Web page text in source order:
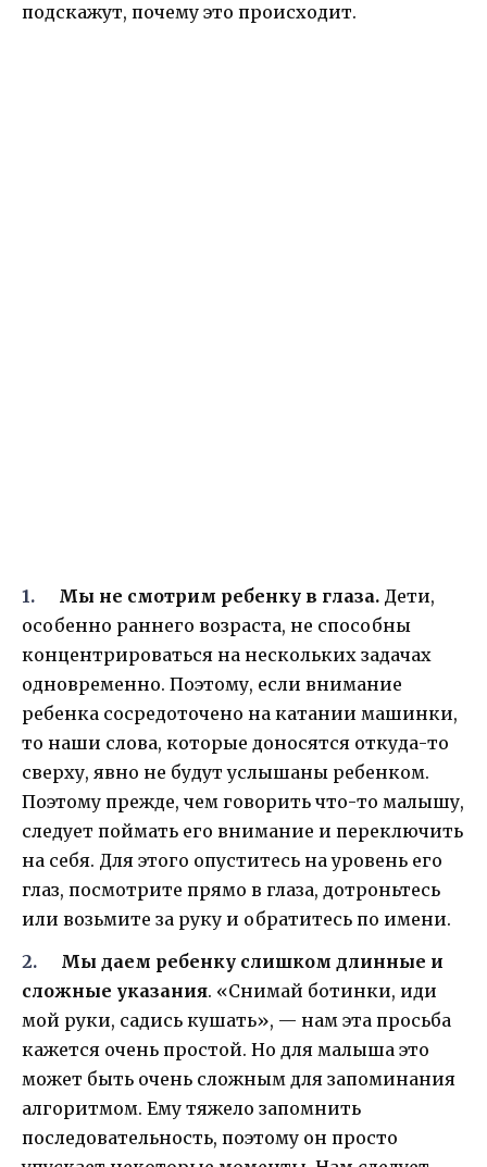
подскажут, почему это происходит.
Мы не смотрим ребенку в глаза. Дети,
особенно раннего возраста, не способны
концентрироваться на нескольких задачах
одновременно. Поэтому, если внимание
ребенка сосредоточено на катании машинки,
то наши слова, которые доносятся откуда-то
сверху, явно не будут услышаны ребенком.
Поэтому прежде, чем говорить что-то малышу,
следует поймать его внимание и переключить
на себя. Для этого опуститесь на уровень его
глаз, посмотрите прямо в глаза, дотроньтесь
или возьмите за руку и обратитесь по имени.
Мы даем ребенку слишком длинные и
сложные указания. «Снимай ботинки, иди
мой руки, садись кушать», — нам эта просьба
кажется очень простой. Но для малыша это
может быть очень сложным для запоминания
алгоритмом. Ему тяжело запомнить
последовательность, поэтому он просто